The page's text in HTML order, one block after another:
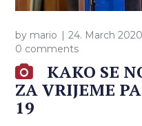
by mario 24. March
0 comments
KAKO SE
ZA VRIJEME
19